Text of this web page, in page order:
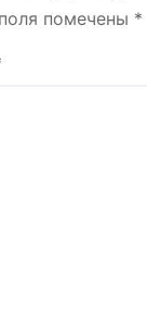
помечены *